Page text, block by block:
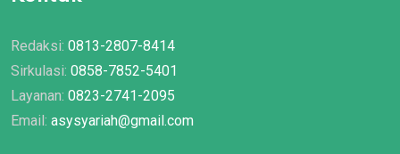
Redaksi: 0813-2807-8414
Sirkulasi: 0858-7852-5401
Layanan: 0823-2741-2095
Email: asysyariah@gmail.com